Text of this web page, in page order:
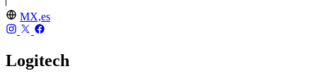
MX,es
Logitech